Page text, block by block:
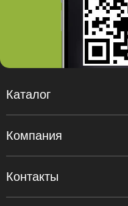
Контакты
Каталог
Компания